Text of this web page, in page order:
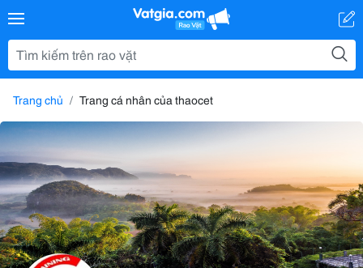
Trang chủ Trang cá nhân của thaocet